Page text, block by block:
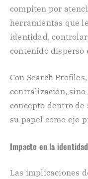
compiten por
herramientas que
identidad,
contenido disperso
Con Search
centralización,
concepto dentro de
su papel como eje
Impacto en la
Las implicaciones